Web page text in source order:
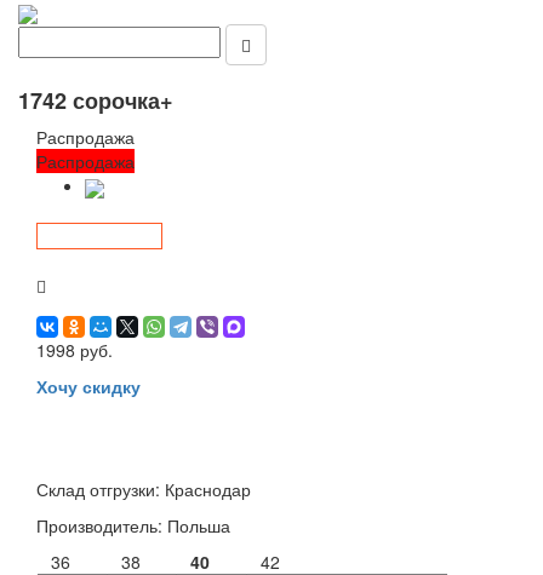
1742 сорочка+
Распродажа
Распродажа
1998 руб.
Хочу скидку
Склад отгрузки: Краснодар
Производитель: Польша
36
38 40 42